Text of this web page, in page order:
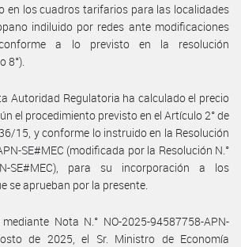
en los cuadros tarifarios para las localidades
indiluido por redes ante modificaciones
a lo previsto en la resolución
8°).
Autoridad Regulatoria ha calculado el precio
el procedimiento previsto en el Artículo 2° de
15, y conforme lo instruido en la Resolución
SE#MEC (modificada por la Resolución N.°
SE#MEC), para su incorporación a los
se aprueban por la presente.
Nota N.° NO-2025-94587758-APN-
de 2025, el Sr. Ministro de Economía